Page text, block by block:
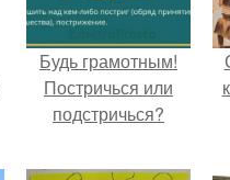
Будь грамотным!
Постричься или
подстричься?